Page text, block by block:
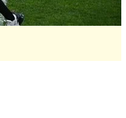
açık rızanız
belirleyebilirsiniz.